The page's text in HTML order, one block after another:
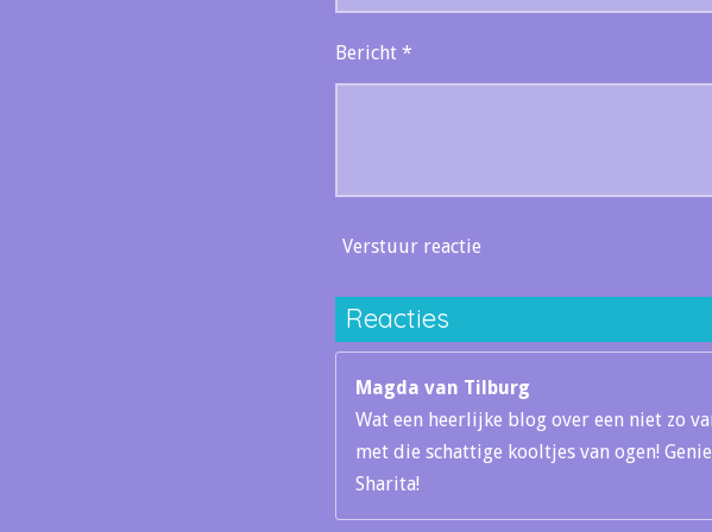
Bericht *
Verstuur reactie
Reacties
Magda van Tilburg
Wat een heerlijke blog over een niet zo
met die schattige kooltjes van ogen!
Sharita!